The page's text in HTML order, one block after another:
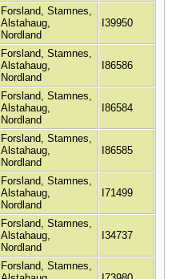
Forsland, Stamnes,
Alstahaug,
Nordland
I39950
Forsland, Stamnes,
Alstahaug,
Nordland
I86586
Forsland, Stamnes,
Alstahaug,
Nordland
I86584
Forsland, Stamnes,
Alstahaug,
Nordland
I86585
Forsland, Stamnes,
Alstahaug,
Nordland
I71499
Forsland, Stamnes,
Alstahaug,
Nordland
I34737
Forsland, Stamnes,